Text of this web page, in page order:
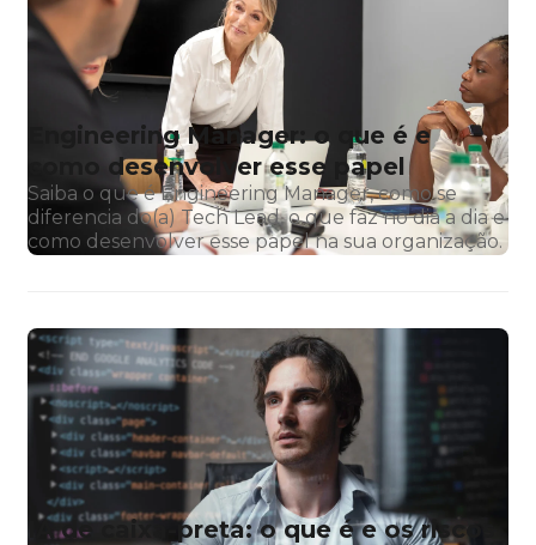
Engineering Manager: o que é e
como desenvolver esse papel
Saiba o que é Engineering Manager, como se
diferencia do(a) Tech Lead, o que faz no dia a dia e
como desenvolver esse papel na sua organização.
IA de caixa-preta: o que é e os riscos